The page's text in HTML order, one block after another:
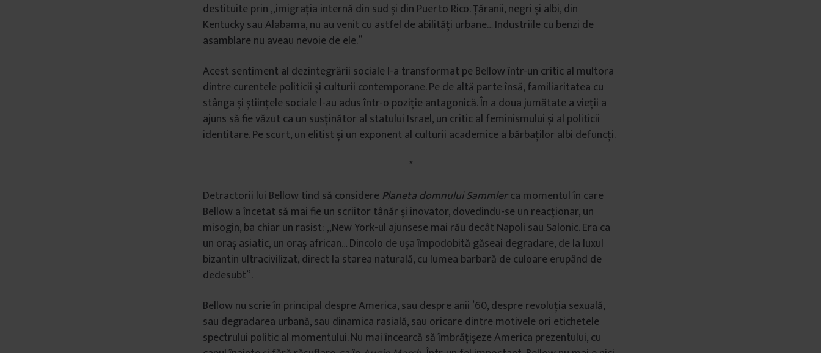
destituite prin „imigrația internă din sud și din Puerto Rico. Țăranii, negri și albi, din
Kentucky sau Alabama, nu au venit cu astfel de abilități urbane… Industriile cu benzi de
asamblare nu aveau nevoie de ele.”
Acest sentiment al dezintegrării sociale l-a transformat pe Bellow într-un critic al multora
dintre curentele politicii și culturii contemporane. Pe de altă parte însă, familiaritatea cu
stânga și științele sociale l-au adus într-o poziție antagonică. În a doua jumătate a vieții a
ajuns să fie văzut ca un susținător al statului Israel, un critic al feminismului și al politicii
identitare. Pe scurt, un elitist și un exponent al culturii academice a bărbaților albi defuncți.
*
Detractorii lui Bellow tind să considere Planeta domnului Sammlerca momentul în care
Bellow a încetat să mai fie un scriitor tânăr și inovator, dovedindu-se un reacționar, un
misogin, ba chiar un rasist: „New York-ul ajunsese mai rău decât Napoli sau Salonic. Era ca
un oraș asiatic, un oraș african… Dincolo de ușa împodobită găseai degradare, de la luxul
bizantin ultracivilizat, direct la starea naturală, cu lumea barbară de culoare erupând de
dedesubt”.
Bellow nu scrie în principal despre America, sau despre anii ’60, despre revoluția sexuală,
sau degradarea urbană, sau dinamica rasială, sau oricare dintre motivele ori etichetele
spectrului politic al momentului. Nu mai încearcă să îmbrățișeze America prezentului, cu